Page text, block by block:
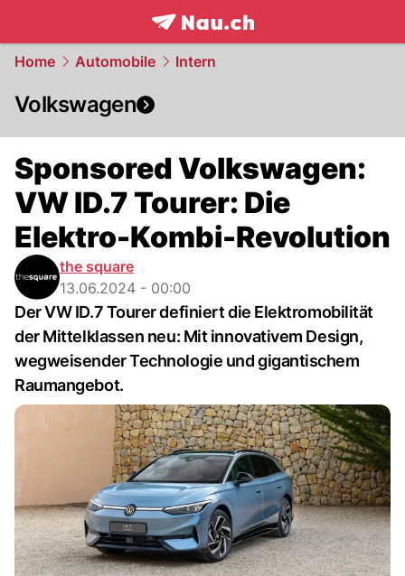
frontpage.NAU.ch
Home Automobile Intern
Volkswagen
Sponsored Volkswagen:
VW ID.7 Tourer: Die
Elektro-Kombi-Revolution
the square
13.06.2024 - 00:00
Der VW ID.7 Tourer definiert die Elektromobilität
der Mittelklassen neu: Mit innovativem Design,
wegweisender Technologie und gigantischem
Raumangebot.